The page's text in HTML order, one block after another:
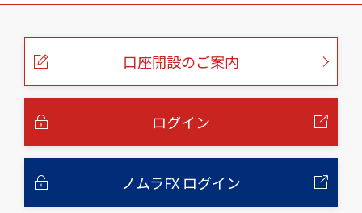
こ
口座開設のご案内
ログイン
ノムラFX ログイン